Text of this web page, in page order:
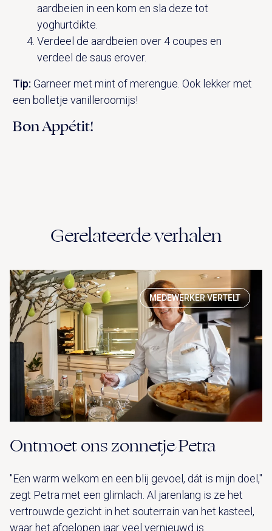
aardbeien in een kom en sla deze tot
yoghurtdikte.
Verdeel de aardbeien over 4 coupes en
verdeel de saus erover.
Tip: Garneer met mint of merengue. Ook lekker met
een bolletje vanilleroomijs!
Bon Appétit!
Gerelateerde verhalen
MEDEWERKER VERTELT
Ontmoet ons zonnetje Petra
"Een warm welkom en een blij gevoel, dát is mijn doel,"
zegt Petra met een glimlach. Al jarenlang is ze het
vertrouwde gezicht in het souterrain van het kasteel,
waar het afgelopen jaar veel vernieuwd is.